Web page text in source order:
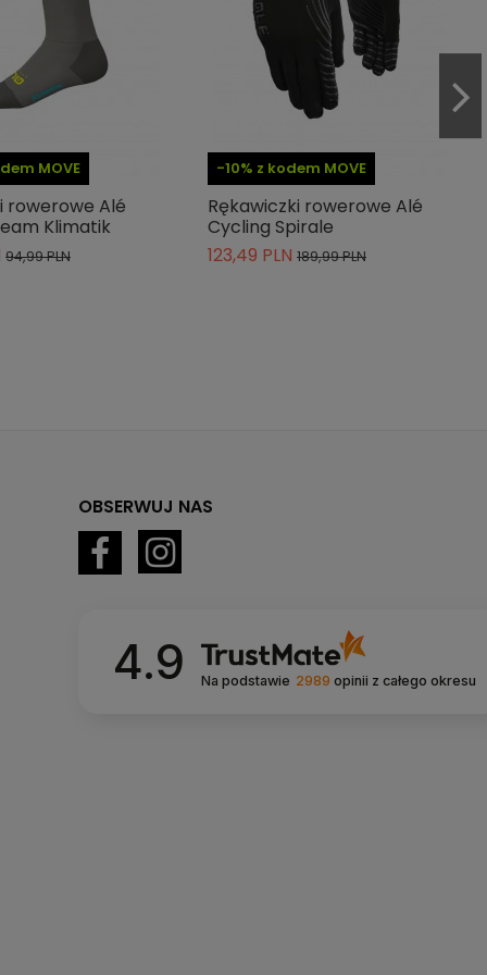
MOVE
rowerowe Alé
Klimatik
94,99 PLN
-10% z kodem MOVE
Rękawiczki rowerowe Alé
Cycling Spirale
123,49 PLN 189,99 PLN
OBSERWUJ NAS
4.9 Na podstawie 2989 opinii z całego okresu